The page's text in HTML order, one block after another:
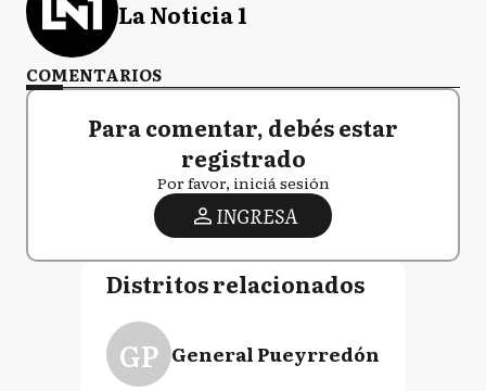
La Noticia 1
COMENTARIOS
Para comentar, debés estar
registrado
Por favor, iniciá sesión
INGRESA
Distritos relacionados
GP General Pueyrredón